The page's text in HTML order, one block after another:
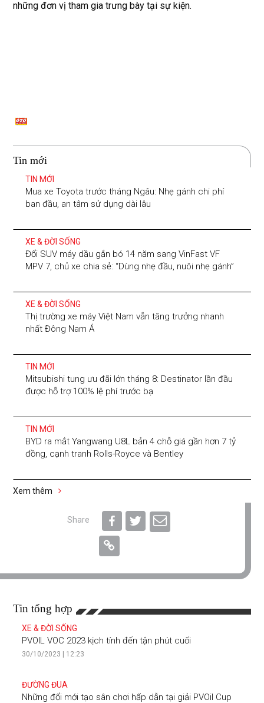
những đơn vị tham gia trưng bày tại sự kiện.
Tin mới
TIN MỚI
Mua xe Toyota trước tháng Ngâu: Nhẹ gánh chi phí
ban đầu, an tâm sử dụng dài lâu
XE & ĐỜI SỐNG
Đổi SUV máy dầu gắn bó 14 năm sang VinFast VF
MPV 7, chủ xe chia sẻ: “Dùng nhẹ đầu, nuôi nhẹ gánh”
XE & ĐỜI SỐNG
Thị trường xe máy Việt Nam vẫn tăng trưởng nhanh
nhất Đông Nam Á
TIN MỚI
Mitsubishi tung ưu đãi lớn tháng 8: Destinator lần đầu
được hỗ trợ 100% lệ phí trước bạ
TIN MỚI
BYD ra mắt Yangwang U8L bản 4 chỗ giá gần hơn 7 tỷ
đồng, cạnh tranh Rolls-Royce và Bentley
Xem thêm
Share
Tin tổng hợp
XE & ĐỜI SỐNG
PVOIL VOC 2023 kịch tính đến tận phút cuối
30/10/2023 | 12:23
ĐƯỜNG ĐUA
Những đổi mới tạo sân chơi hấp dẫn tại giải PVOil Cup